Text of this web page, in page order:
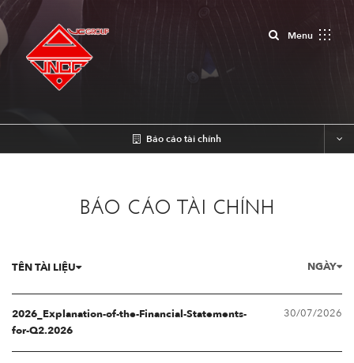
MenuClose
Báo cáo tài chính
BÁO CÁO TÀI CHÍNH
TÊN TÀI LIỆU NGÀY
2026_Explanation-of-the-Financial-Statements-
for-Q2.2026
30/07/2026